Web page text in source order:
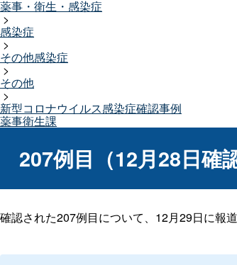
薬事・衛生・感染症
>
感染症
>
その他感染症
>
その他
>
新型コロナウイルス感染症確認事例
薬事衛生課
207例目（12月28日確
確認された207例目について、12月29日に報